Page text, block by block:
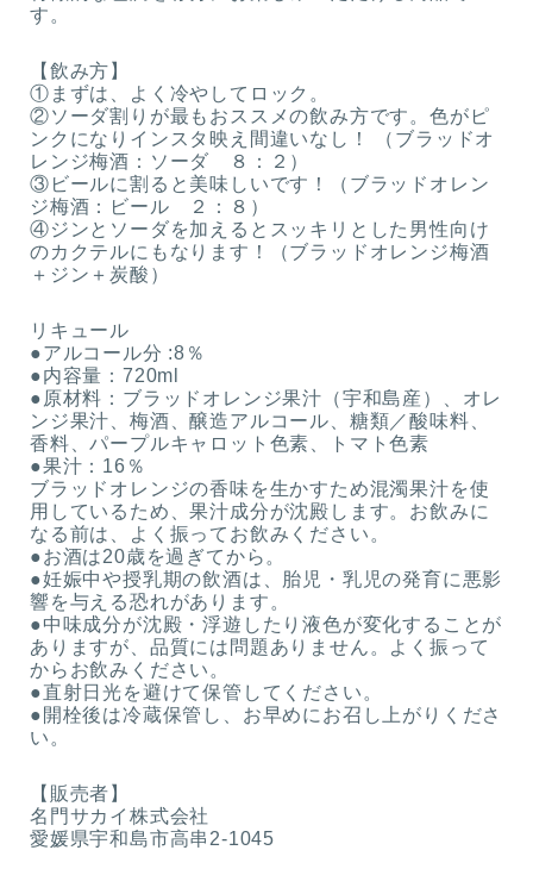
す。
【飲み方】
①まずは、よく冷やしてロック。
②ソーダ割りが最もおススメの飲み方です。色がピ
ンクになりインスタ映え間違いなし！ （ブラッドオ
レンジ梅酒：ソーダ ８：２）
③ビールに割ると美味しいです！（ブラッドオレン
ジ梅酒：ビール ２：８）
④ジンとソーダを加えるとスッキリとした男性向け
のカクテルにもなります！（ブラッドオレンジ梅酒
＋ジン＋炭酸）
リキュール
●アルコール分 :8％
●内容量：720ml
●原材料：ブラッドオレンジ果汁（宇和島産）、オレ
ンジ果汁、梅酒、醸造アルコール、糖類／酸味料、
香料、パープルキャロット色素、トマト色素
●果汁：16％
ブラッドオレンジの香味を生かすため混濁果汁を使
用しているため、果汁成分が沈殿します。お飲みに
なる前は、よく振ってお飲みください。
●お酒は20歳を過ぎてから。
●妊娠中や授乳期の飲酒は、胎児・乳児の発育に悪影
響を与える恐れがあります。
●中味成分が沈殿・浮遊したり液色が変化することが
ありますが、品質には問題ありません。よく振って
からお飲みください。
●直射日光を避けて保管してください。
●開栓後は冷蔵保管し、お早めにお召し上がりくださ
い。
【販売者】
名門サカイ株式会社
愛媛県宇和島市高串2‐1045